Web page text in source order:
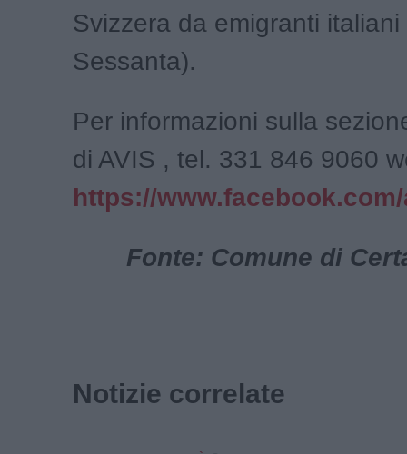
Svizzera da emigranti
Sessanta).
Per informazioni sulla
di AVIS , tel. 331 846 9060
https://
Fonte: Comune di
Notizie correlate